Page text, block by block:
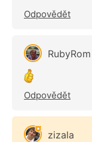
Odpovědět
RubyRom
Odpovědět
zizala